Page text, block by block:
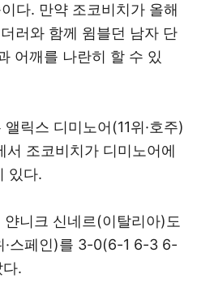
다. 만약 조코비치가 올해
러와 함께 윔블던 남자 단
어깨를 나란히 할 수 있
릭스 디미노어(11위·호주)
조코비치가 디미노어에
있다.
니크 신네르(이탈리아)도
·스페인)를 3-0(6-1 6-3 6-
.